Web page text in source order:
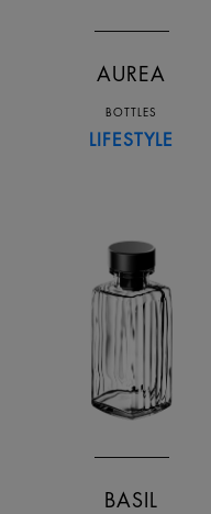
AUREA
BOTTLES
LIFESTYLE
BASIL